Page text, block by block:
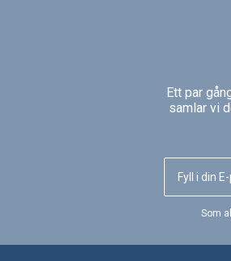
Ett par
samlar vi
Som